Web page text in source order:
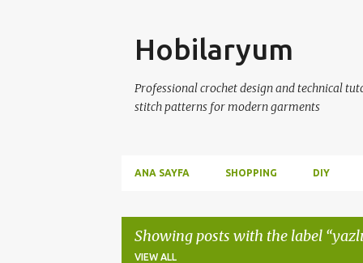
Hobilaryum
Professional crochet design and technical
stitch patterns for modern garments
ANA SAYFA SHOPPING DIY
Showing posts with the label
VIEW ALL